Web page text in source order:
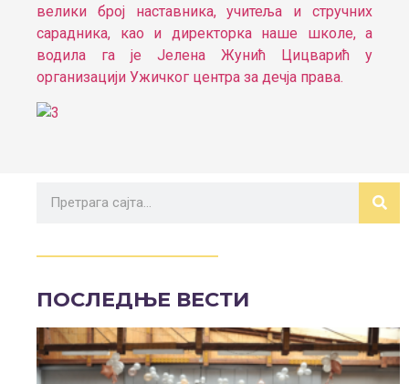
велики број наставника, учитеља и стручних
сарадника, као и директорка наше школе, а
водила га је Јелена Жунић Цицварић у
организацији Ужичког центра за дечја права.
ПОСЛЕДЊЕ ВЕСТИ